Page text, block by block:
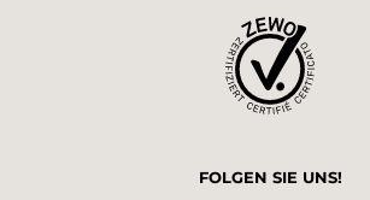
FOLGEN SIE UNS!